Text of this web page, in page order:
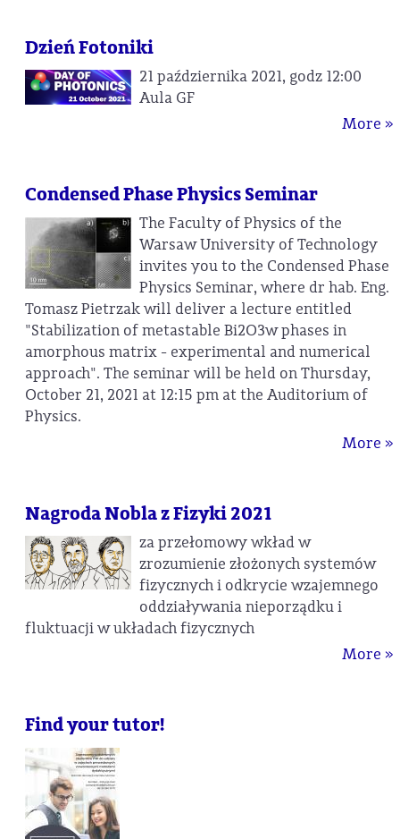
Dzień Fotoniki
21 października 2021, godz 12:00
Aula GF
More »
Condensed Phase Physics Seminar
The Faculty of Physics of the
Warsaw University of Technology
invites you to the Condensed Phase
Physics Seminar, where dr hab. Eng.
Tomasz Pietrzak will deliver a lecture entitled
"Stabilization of metastable Bi2O3w phases in
amorphous matrix - experimental and numerical
approach". The seminar will be held on Thursday,
October 21, 2021 at 12:15 pm at the Auditorium of
Physics.
More »
Nagroda Nobla z Fizyki 2021
za przełomowy wkład w
zrozumienie złożonych systemów
fizycznych i odkrycie wzajemnego
oddziaływania nieporządku i
fluktuacji w układach fizycznych
More »
Find your tutor!